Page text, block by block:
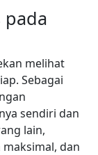
melihat
Sebagai
sendiri dan
lain,
dan